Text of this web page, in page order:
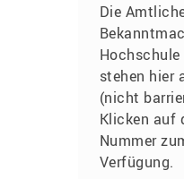
Die
Hochschule
stehen hier
(nicht
Klicken auf
Nummer
Verfügung.